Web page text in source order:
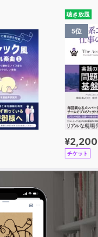
聴き放題
5位
¥2,200
チケット